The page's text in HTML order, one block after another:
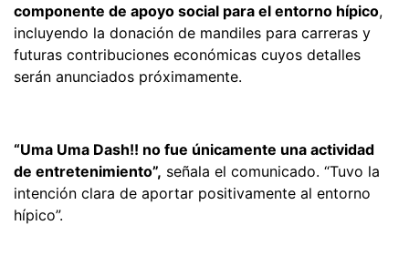
componente de apoyo social para el entorno hípico,
incluyendo la donación de mandiles para carreras y
futuras contribuciones económicas cuyos detalles
serán anunciados próximamente.
“Uma Uma Dash!! no fue únicamente una actividad
de entretenimiento”, señala el comunicado. “Tuvo la
intención clara de aportar positivamente al entorno
hípico”.